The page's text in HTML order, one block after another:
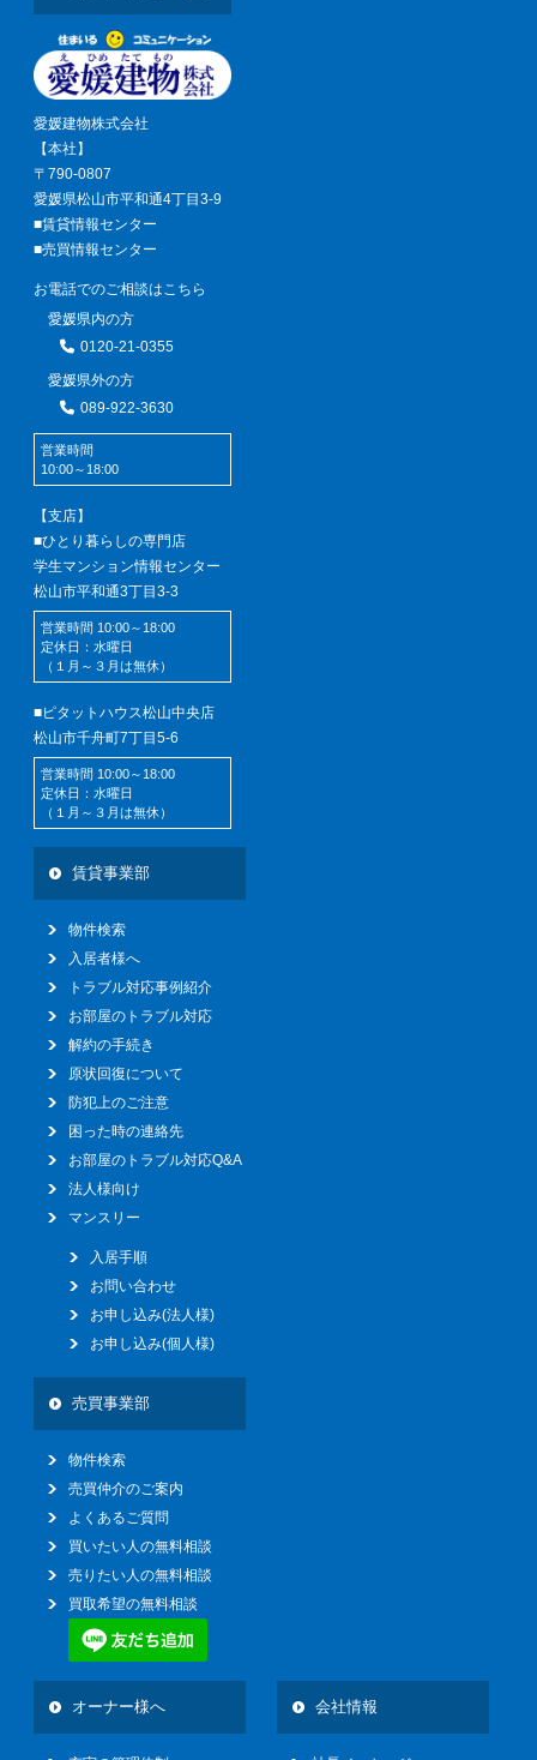
愛媛建物株式会社
【本社】
〒790-0807
愛媛県松山市平和通4丁目3-9
■賃貸情報センター
■売買情報センター
お電話でのご相談はこちら
愛媛県内の方
0120-21-0355
愛媛県外の方
089-922-3630
営業時間
10:00～18:00
【支店】
■ひとり暮らしの専門店
学生マンション情報センター
松山市平和通3丁目3-3
営業時間 10:00～18:00
定休日：水曜日
（１月～３月は無休）
■ピタットハウス松山中央店
松山市千舟町7丁目5-6
営業時間 10:00～18:00
定休日：水曜日
（１月～３月は無休）
賃貸事業部
物件検索
入居者様へ
トラブル対応事例紹介
お部屋のトラブル対応
解約の手続き
原状回復について
防犯上のご注意
困った時の連絡先
お部屋のトラブル対応Q&A
法人様向け
マンスリー
入居手順
お問い合わせ
お申し込み(法人様)
お申し込み(個人様)
売買事業部
物件検索
売買仲介のご案内
よくあるご質問
買いたい人の無料相談
売りたい人の無料相談
買取希望の無料相談
オーナー様へ 会社情報